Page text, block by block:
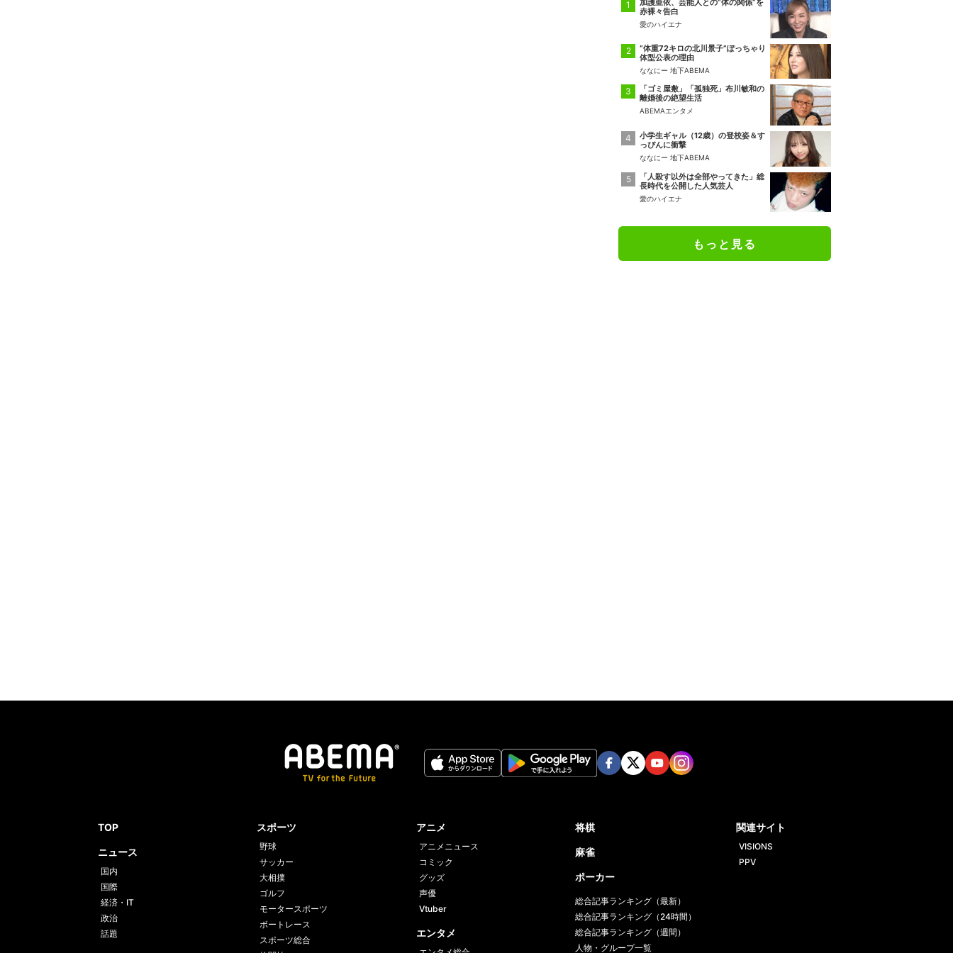
加護亜依、芸能人との“体の関係”を
赤裸々告白
愛のハイエナ
“体重72キロの北川景子”ぽっちゃり
体型公表の理由
ななにー 地下ABEMA
「ゴミ屋敷」「孤独死」布川敏和の
離婚後の絶望生活
ABEMAエンタメ
小学生ギャル（12歳）の登校姿＆す
っぴんに衝撃
ななにー 地下ABEMA
「人殺す以外は全部やってきた」総
長時代を公開した人気芸人
愛のハイエナ
もっと見る
TOP
ニュース
国内
国際
経済・IT
政治
話題
スポーツ
野球
サッカー
大相撲
ゴルフ
モータースポーツ
ボートレース
スポーツ総合
アニメ
アニメニュース
コミック
グッズ
声優
Vtuber
エンタメ
将棋
麻雀
ポーカー
総合記事ランキング（最新）
総合記事ランキング（24時間）
総合記事ランキング（週間）
人物・グループ一覧
関連サイト
VISIONS
PPV